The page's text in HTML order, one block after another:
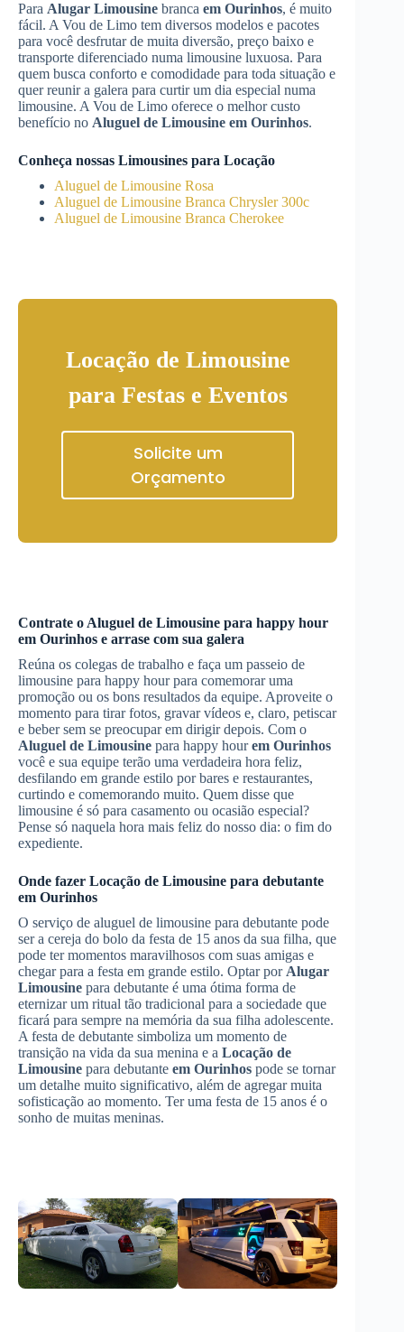
Para Alugar Limousine branca em Ourinhos, é muito
fácil. A Vou de Limo tem diversos modelos e pacotes
para você desfrutar de muita diversão, preço baixo e
transporte diferenciado numa limousine luxuosa. Para
quem busca conforto e comodidade para toda situação e
quer reunir a galera para curtir um dia especial numa
limousine. A Vou de Limo oferece o melhor custo
benefício no Aluguel de Limousine em Ourinhos.
Conheça nossas Limousines para Locação
Aluguel de Limousine Rosa
Aluguel de Limousine Branca Chrysler 300c
Aluguel de Limousine Branca Cherokee
Locação de Limousine
para Festas e Eventos
Solicite um
Orçamento
Contrate o Aluguel de Limousine para happy hour
em Ourinhos e arrase com sua galera
Reúna os colegas de trabalho e faça um passeio de
limousine para happy hour para comemorar uma
promoção ou os bons resultados da equipe. Aproveite o
momento para tirar fotos, gravar vídeos e, claro, petiscar
e beber sem se preocupar em dirigir depois. Com o
Aluguel de Limousine para happy hourem Ourinhos
você e sua equipe terão uma verdadeira hora feliz,
desfilando em grande estilo por bares e restaurantes,
curtindo e comemorando muito. Quem disse que
limousine é só para casamento ou ocasião especial?
Pense só naquela hora mais feliz do nosso dia: o fim do
expediente.
Onde fazer Locação de Limousine para debutante
em Ourinhos
O serviço de aluguel de limousine para debutante pode
ser a cereja do bolo da festa de 15 anos da sua filha, que
pode ter momentos maravilhosos com suas amigas e
chegar para a festa em grande estilo. Optar por Alugar
Limousine para debutante é uma ótima forma de
eternizar um ritual tão tradicional para a sociedade que
ficará para sempre na memória da sua filha adolescente.
A festa de debutante simboliza um momento de
transição na vida da sua menina e a Locação de
Limousine para debutante em Ourinhos pode se tornar
um detalhe muito significativo, além de agregar muita
sofisticação ao momento. Ter uma festa de 15 anos é o
sonho de muitas meninas.